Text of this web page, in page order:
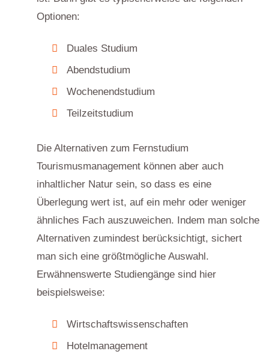
Optionen:
Duales Studium
Abendstudium
Wochenendstudium
Teilzeitstudium
Die Alternativen zum Fernstudium
Tourismusmanagement können aber auch
inhaltlicher Natur sein, so dass es eine
Überlegung wert ist, auf ein mehr oder weniger
ähnliches Fach auszuweichen. Indem man solche
Alternativen zumindest berücksichtigt, sichert
man sich eine größtmögliche Auswahl.
Erwähnenswerte Studiengänge sind hier
beispielsweise:
Wirtschaftswissenschaften
Hotelmanagement